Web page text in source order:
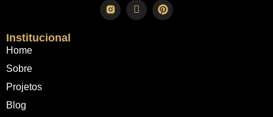
Institucional
Home
Sobre
Projetos
Blog